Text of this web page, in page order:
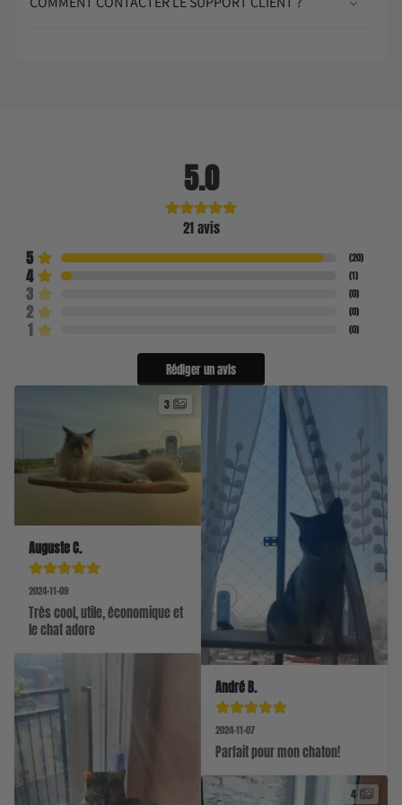
5.0
21 avis
5 (20)
4 (1)
3 (0)
2 (0)
1 (0)
Rédiger un avis
3
Auguste C.
2024-11-09
Très cool, utile, économique et
le chat adore
André B.
2024-11-07
Parfait pour mon chaton!
4